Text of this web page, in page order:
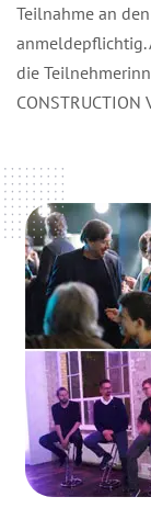
Teilnahme an
anmeldepflichtig.
die